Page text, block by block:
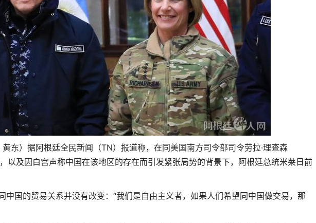
黄东）据阿根廷全民新闻（TN）报道称，在同美国南方司令部司令劳拉·理查森
以及因白宫声称中国在该地区的存在而引发紧张局势的背景下，阿根廷总统米莱日前
中国的贸易关系并没有改变：“我们是自由主义者，如果人们希望同中国做交易，那